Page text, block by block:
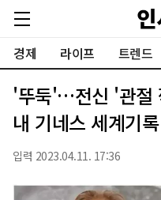
경제 라이프 트렌드
'뚜둑'…전신 '관절
내 기네스 세계기
입력 2023.04.11. 17:36